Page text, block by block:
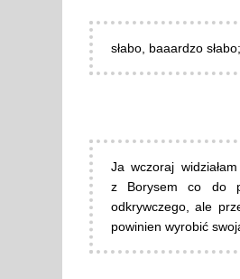
słabo, baaardzo
Ja wczoraj
z Borysem co do
odkrywczego, ale
powinien wyrobić